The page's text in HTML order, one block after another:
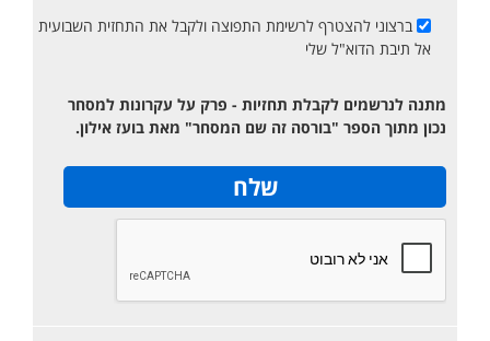
ברצוני להצטרף לרשימת התפוצה ולקבל את התחזית השבועית
אל תיבת הדוא"ל שלי
מתנה לנרשמים לקבלת תחזיות - פרק על עקרונות למסחר
נכון מתוך הספר "בורסה זה שם המסחר" מאת בועז אילון.